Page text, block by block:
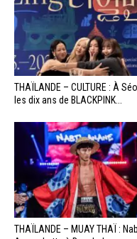
THAÏLANDE – CULTURE : À
les dix ans de BLACKPINK...
THAÏLANDE – MUAY THAÏ :